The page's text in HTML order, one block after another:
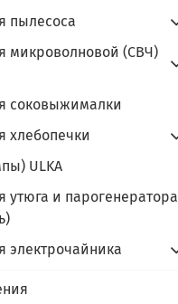
пылесоса
микроволновой (СВЧ)
соковыжималки
хлебопечки
ULKA
утюга и парогенератора
электрочайника